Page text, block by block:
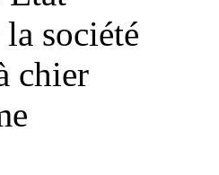
société
chier